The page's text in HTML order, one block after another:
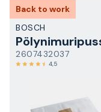
Back to work
BOSCH
2607432037
4,5